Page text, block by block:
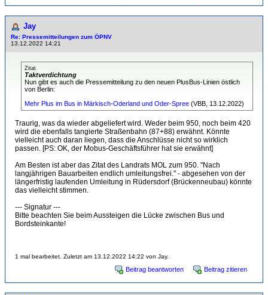
Jay
Re: Pressemitteilungen zum ÖPNV
13.12.2022 14:21
Zitat
Taktverdichtung
Nun gibt es auch die Pressemitteilung zu den neuen PlusBus-Linien östlich
von Berlin:
Mehr Plus im Bus in Märkisch-Oderland und Oder-Spree (VBB, 13.12.2022)
Traurig, was da wieder abgeliefert wird. Weder beim 950, noch beim 420
wird die ebenfalls tangierte Straßenbahn (87+88) erwähnt. Könnte
vielleicht auch daran liegen, dass die Anschlüsse nicht so wirklich
passen. [PS: OK, der Mobus-Geschäftsführer hat sie erwähnt]
Am Besten ist aber das Zitat des Landrats MOL zum 950. "Nach
langjährigen Bauarbeiten endlich umleitungsfrei." - abgesehen von der
längerfristig laufenden Umleitung in Rüdersdorf (Brückenneubau) könnte
das vielleicht stimmen.
--- Signatur ---
Bitte beachten Sie beim Aussteigen die Lücke zwischen Bus und
Bordsteinkante!
1 mal bearbeitet. Zuletzt am 13.12.2022 14:22 von Jay.
Beitrag beantworten Beitrag zitieren